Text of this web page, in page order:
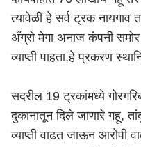
त्यावेळी हे सर्व ट्रक नायगाव
अँग्रो मेगा अनाज कंपनी
व्याप्ती पाहता,हे प्रकरण
सदरील 19 ट्रकांमध्ये
दुकानातून दिले जाणारे गहू,
व्याप्ती वाढत जाऊन आरोपी